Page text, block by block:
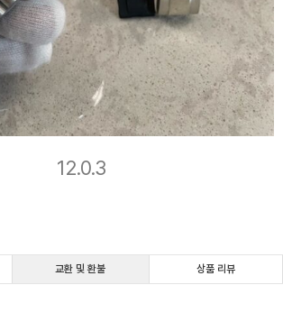
12.0.3
교환 및 환불 상품 리뷰